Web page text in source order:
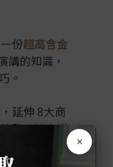
份超高含金
講的知識，
。
延伸 8大商
略，讓自媒
×